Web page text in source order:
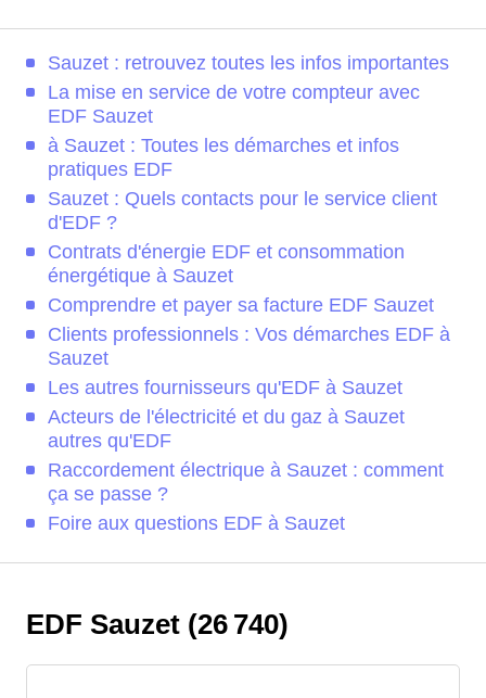
Sauzet : retrouvez toutes les infos importantes
La mise en service de votre compteur avec
EDF Sauzet
à Sauzet : Toutes les démarches et infos
pratiques EDF
Sauzet : Quels contacts pour le service client
d'EDF ?
Contrats d'énergie EDF et consommation
énergétique à Sauzet
Comprendre et payer sa facture EDF Sauzet
Clients professionnels : Vos démarches EDF à
Sauzet
Les autres fournisseurs qu'EDF à Sauzet
Acteurs de l'électricité et du gaz à Sauzet
autres qu'EDF
Raccordement électrique à Sauzet : comment
ça se passe ?
Foire aux questions EDF à Sauzet
EDF Sauzet (26 740)